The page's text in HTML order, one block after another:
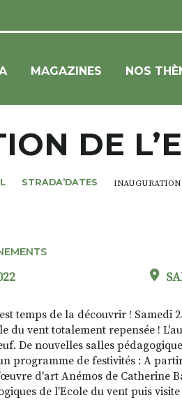
MAGAZINES NOS
DE
STRADA’DATES INAUGURATION
temps de la découvrir ! Samedi
du vent totalement repensée !
De nouvelles salles
programme de festivités : A
d'art Anémos de Catherine
de l'Ecole du vent puis